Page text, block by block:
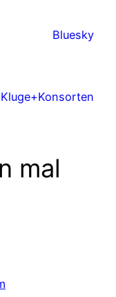
Bluesky
Kluge+Konsorten
mal